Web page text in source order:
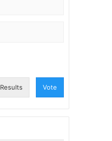
Results Vote